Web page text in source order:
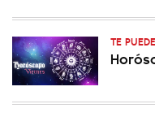
TE